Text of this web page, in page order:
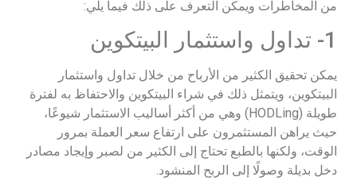
من المخاطرات ويمكن التعرف على ذلك فيما يلي:
1- تداول واستثمار البيتكوين
يمكن تحقيق الكثير من الأرباح من خلال تداول واستثمار
البيتكوين، ويتمثل ذلك في شراء البيتكوين والاحتفاظ به لفترة
طويلة (HODLing) وهي من أكثر أساليب الاستثمار شيوعًا،
حيث يراهن المستثمرون على ارتفاع سعر العملة بمرور
الوقت، ولكنها بالطبع تحتاج إلى الكثير من لصبر وإيجاد مصادر
دخل بديلة وصولًا إلى الربح المنشود.